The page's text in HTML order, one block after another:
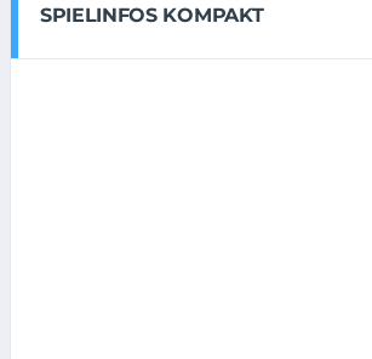
SPIELINFOS KOMPAKT